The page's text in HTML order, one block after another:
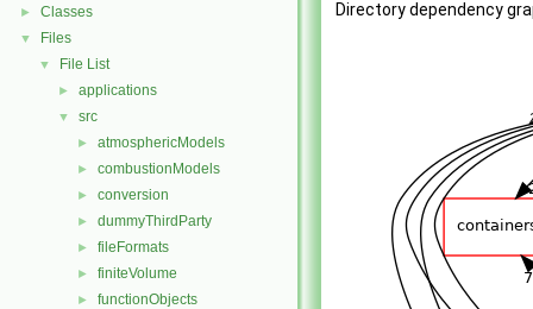
► Classes
▼ Files
▼ File List
► applications
▼ src
► atmosphericModels
► combustionModels
► conversion
► dummyThirdParty
► fileFormats
► finiteVolume
► functionObjects
Directory dependency